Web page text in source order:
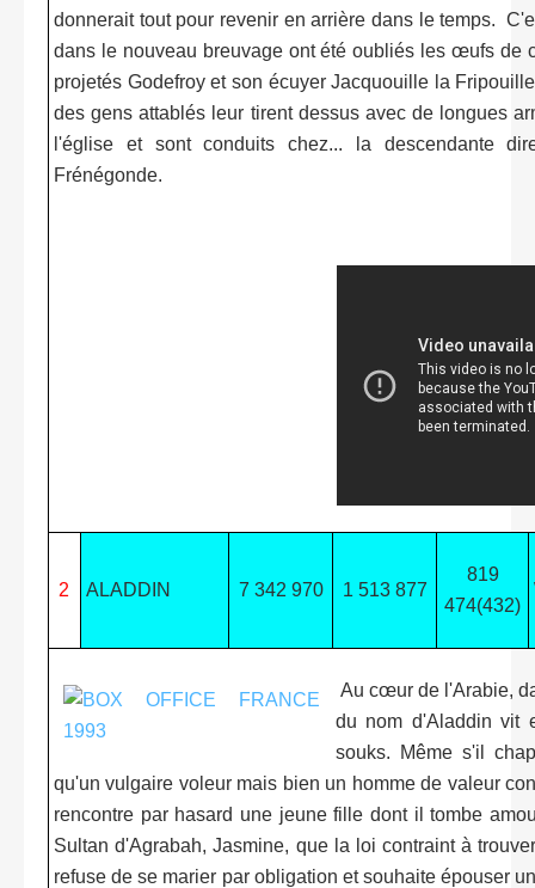
donnerait tout pour revenir en arrière dans le temps.
dans le nouveau breuvage ont été oubliés les œufs de
projetés Godefroy et son écuyer Jacquouille la
des gens attablés leur tirent dessus avec de longues
l'église et sont conduits chez... la descendante
Frénégonde.
2 ALADDIN 7 342 970 1 513 877
819
474(432)
Au cœur de l'Arabie,
du nom d'Aladdin vit
souks. Même s'il
qu'un vulgaire voleur mais bien un homme de valeur
rencontre par hasard une jeune fille dont il tombe
Sultan d'Agrabah, Jasmine, que la loi contraint à
refuse de se marier par obligation et souhaite épouser